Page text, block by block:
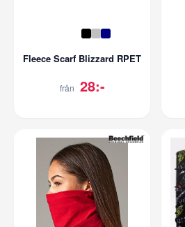
Fleece Scarf Blizzard RPET
från 28:-